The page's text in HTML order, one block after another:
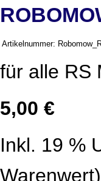
Artikelnummer:
für alle RS
5,00 €
Inkl. 19 %
Warenwert)